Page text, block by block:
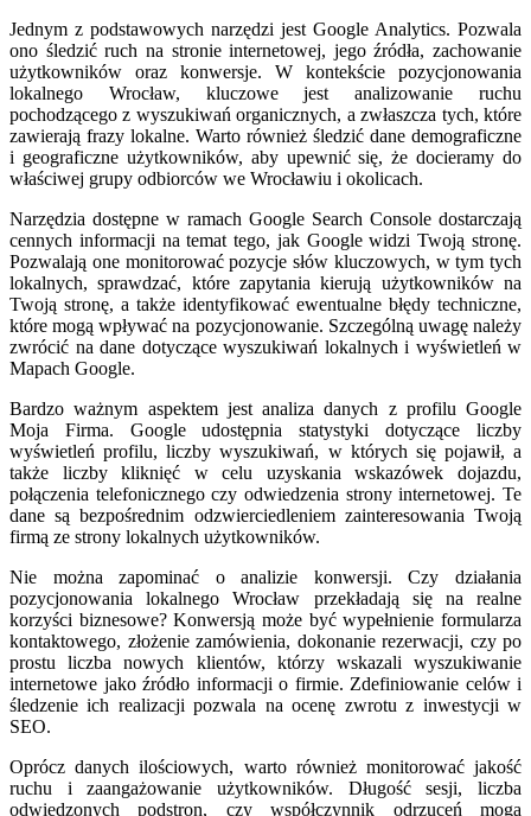
Jednym z podstawowych narzędzi jest Google Analytics. Pozwala
ono śledzić ruch na stronie internetowej, jego źródła, zachowanie
użytkowników oraz konwersje. W kontekście pozycjonowania
lokalnego Wrocław, kluczowe jest analizowanie ruchu
pochodzącego z wyszukiwań organicznych, a zwłaszcza tych, które
zawierają frazy lokalne. Warto również śledzić dane demograficzne
i geograficzne użytkowników, aby upewnić się, że docieramy do
właściwej grupy odbiorców we Wrocławiu i okolicach.
Narzędzia dostępne w ramach Google Search Console dostarczają
cennych informacji na temat tego, jak Google widzi Twoją stronę.
Pozwalają one monitorować pozycje słów kluczowych, w tym tych
lokalnych, sprawdzać, które zapytania kierują użytkowników na
Twoją stronę, a także identyfikować ewentualne błędy techniczne,
które mogą wpływać na pozycjonowanie. Szczególną uwagę należy
zwrócić na dane dotyczące wyszukiwań lokalnych i wyświetleń w
Mapach Google.
Bardzo ważnym aspektem jest analiza danych z profilu Google
Moja Firma. Google udostępnia statystyki dotyczące liczby
wyświetleń profilu, liczby wyszukiwań, w których się pojawił, a
także liczby kliknięć w celu uzyskania wskazówek dojazdu,
połączenia telefonicznego czy odwiedzenia strony internetowej. Te
dane są bezpośrednim odzwierciedleniem zainteresowania Twoją
firmą ze strony lokalnych użytkowników.
Nie można zapominać o analizie konwersji. Czy działania
pozycjonowania lokalnego Wrocław przekładają się na realne
korzyści biznesowe? Konwersją może być wypełnienie formularza
kontaktowego, złożenie zamówienia, dokonanie rezerwacji, czy po
prostu liczba nowych klientów, którzy wskazali wyszukiwanie
internetowe jako źródło informacji o firmie. Zdefiniowanie celów i
śledzenie ich realizacji pozwala na ocenę zwrotu z inwestycji w
SEO.
Oprócz danych ilościowych, warto również monitorować jakość
ruchu i zaangażowanie użytkowników. Długość sesji, liczba
odwiedzonych podstron, czy współczynnik odrzuceń mogą